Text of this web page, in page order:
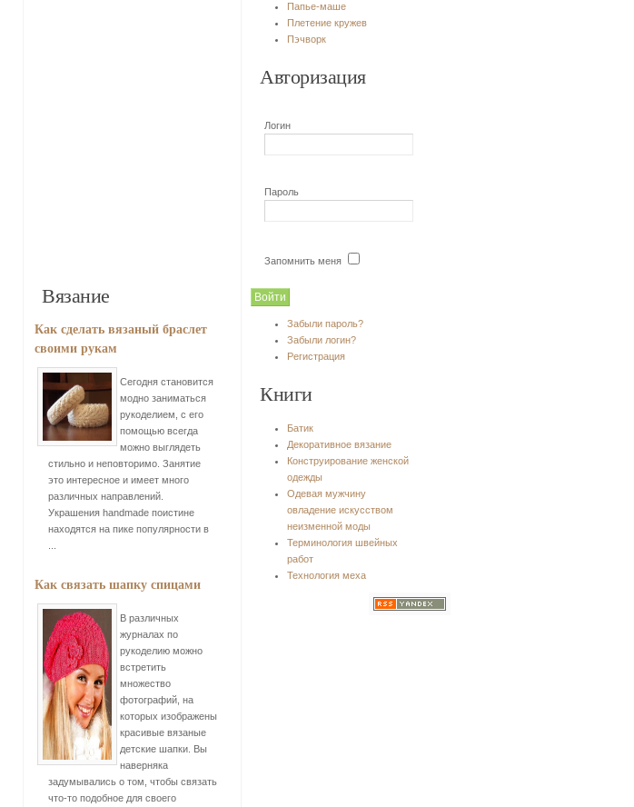
Вязание
Как сделать вязаный браслет
своими рукам
Сегодня становится
модно заниматься
рукоделием, с его
помощью всегда
можно выглядеть
стильно и неповторимо. Занятие
это интересное и имеет много
различных направлений.
Украшения handmade поистине
находятся на пике популярности в
Как связать шапку спицами
В различных
журналах по
рукоделию можно
встретить
множество
фотографий, на
которых изображены
красивые вязаные
детские шапки. Вы
наверняка
задумывались о том, чтобы связать
что-то подобное для своего
Папье-маше
Плетение кружев
Пэчворк
Авторизация
Логин
Пароль
Запомнить меня
Забыли пароль?
Забыли логин?
Регистрация
Книги
Батик
Декоративное вязание
Конструирование женской
одежды
Одевая мужчину
овладение искусством
неизменной моды
Терминология швейных
работ
Технология меха